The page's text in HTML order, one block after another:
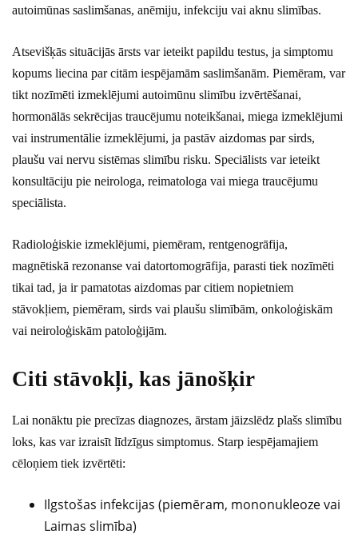
autoimūnas saslimšanas, anēmiju, infekciju vai aknu slimības.
Atsevišķās situācijās ārsts var ieteikt papildu testus, ja simptomu
kopums liecina par citām iespējamām saslimšanām. Piemēram, var
tikt nozīmēti izmeklējumi autoimūnu slimību izvērtēšanai,
hormonālās sekrēcijas traucējumu noteikšanai, miega izmeklējumi
vai instrumentālie izmeklējumi, ja pastāv aizdomas par sirds,
plaušu vai nervu sistēmas slimību risku. Speciālists var ieteikt
konsultāciju pie neirologa, reimatologa vai miega traucējumu
speciālista.
Radioloģiskie izmeklējumi, piemēram, rentgenogrāfija,
magnētiskā rezonanse vai datortomogrāfija, parasti tiek nozīmēti
tikai tad, ja ir pamatotas aizdomas par citiem nopietniem
stāvokļiem, piemēram, sirds vai plaušu slimībām, onkoloģiskām
vai neiroloģiskām patoloģijām.
Citi stāvokļi, kas jānošķir
Lai nonāktu pie precīzas diagnozes, ārstam jāizslēdz plašs slimību
loks, kas var izraisīt līdzīgus simptomus. Starp iespējamajiem
cēloņiem tiek izvērtēti:
Ilgstošas infekcijas (piemēram, mononukleoze vai
Laimas slimība)